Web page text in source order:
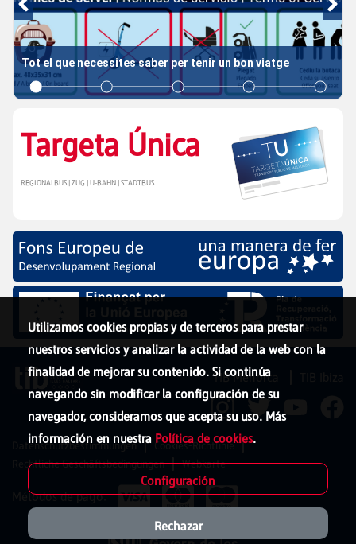
Targeta Única
REGIONALBUS | ZUG | U-BAHN | STADTBUS
Tot el que necessites saber per tenir un bon viatge
Utilizamos cookies propias y de terceros para prestar
nuestros servicios y analizar la actividad de la web con la
finalidad de mejorar su contenido. Si continúa
navegando sin modificar la configuración de su
navegador, consideramos que acepta su uso. Más
información en nuestra Política de cookies.
Configuración
Rechazar
TIB Menorca
Datenschutzbestimmungen
Cookies-Richtlinie
Rechtliche Geschäftsbedingungen
Webkarte
Métodos de pago: